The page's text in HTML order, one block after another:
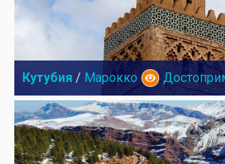
Кутубия / Марокко